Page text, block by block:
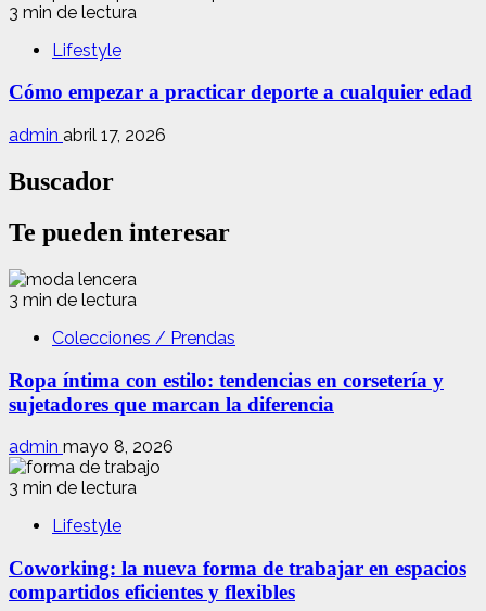
3 min de lectura
Lifestyle
Cómo empezar a practicar deporte a cualquier edad
admin abril 17, 2026
Buscador
Te pueden interesar
3 min de lectura
Colecciones / Prendas
Ropa íntima con estilo: tendencias en corsetería y
sujetadores que marcan la diferencia
admin mayo 8, 2026
3 min de lectura
Lifestyle
Coworking: la nueva forma de trabajar en espacios
compartidos eficientes y flexibles